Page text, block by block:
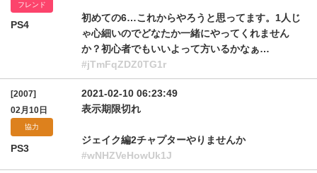
フレンド
PS4
初めての6…これからやろうと思ってます。1人じ
ゃ心細いのでどなたか一緒にやってくれません
か？初心者でもいいよって方いるかなぁ…
#jTmFqZDZ0TG1r
[2007]
02月10日
協力
PS3
2021-02-10 06:23:49
表示期限切れ
ジェイク編2チャプターやりませんか
#wNHZVeHowUk1J